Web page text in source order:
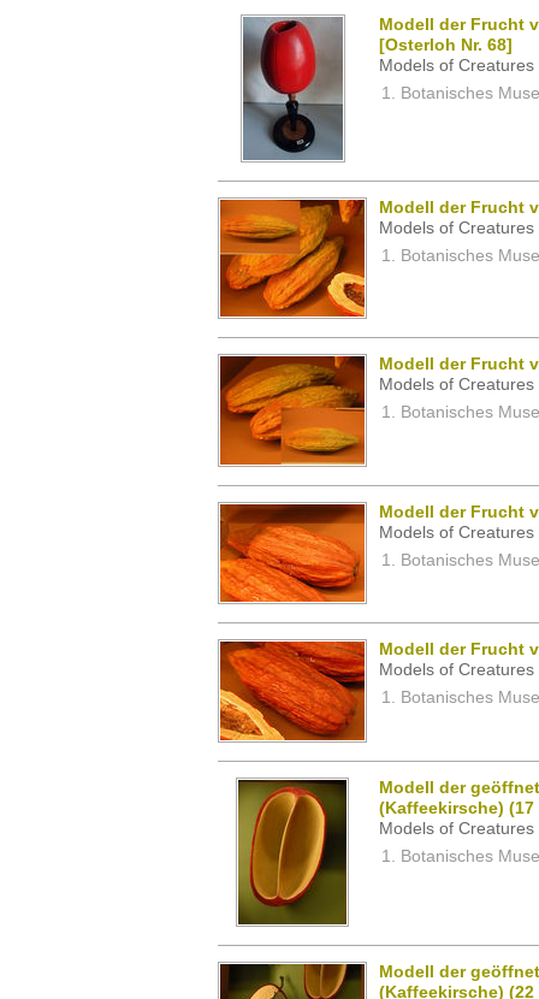
Modell der Frucht
[Osterloh Nr. 68]
Models of
Botanisches
Modell der Frucht
Models of
Botanisches
Modell der Frucht
Models of
Botanisches
Modell der Frucht
Models of
Botanisches
Modell der Frucht
Models of
Botanisches
Modell der
(Kaffeekirsche) (17
Models of
Botanisches
Modell der
(Kaffeekirsche) (22